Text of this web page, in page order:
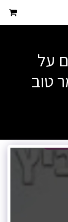
על
טוב